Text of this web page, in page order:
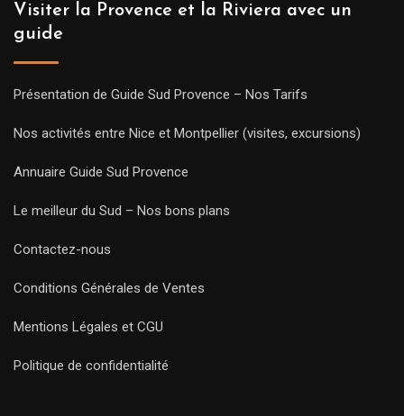
Visiter la Provence et la Riviera avec un
guide
Présentation de Guide Sud Provence – Nos Tarifs
Nos activités entre Nice et Montpellier (visites, excursions)
Annuaire Guide Sud Provence
Le meilleur du Sud – Nos bons plans
Contactez-nous
Conditions Générales de Ventes
Mentions Légales et CGU
Politique de confidentialité